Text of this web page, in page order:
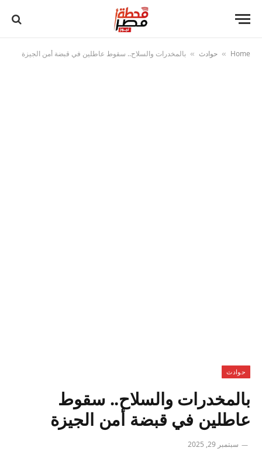
Home
» حوادث » بالمخدرات والسلاح.. سقوط عاطلين في قبضة أمن الجيزة
حوادث
بالمخدرات والسلاح.. سقوط
عاطلين في قبضة أمن الجيزة
سبتمبر 29, 2025